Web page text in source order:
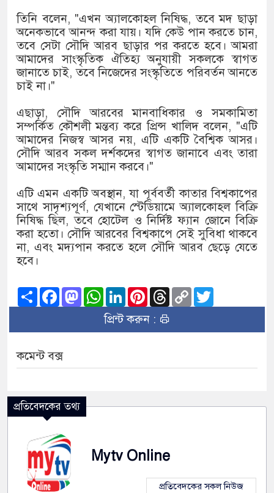
দেশের ৬ অঞ্চলে ঝড়ের আভাস
সার্ককে আরও গতিশীল করতে চায়
প্রেমের সম্পর্ক ছিন্ন না করায়
প্রধানমন্ত্রীর সঙ্গে নবনিযুক্ত
হামের উপসর্গে আরও ৬ প্রাণহানি,
অবশেষে পদত্যাগ করলেন ভারতের
জামায়াত ফেরেশতাদের দল নয়,
তিনি বলেন, "এখন অ্যালকোহল নিষিদ্ধ, তবে মদ ছাড়া
অনেকভাবে আনন্দ করা যায়। যদি কেউ পান করতে চান,
তবে সেটা সৌদি আরব ছাড়ার পর করতে হবে। আমরা
আমাদের সাংস্কৃতিক ঐতিহ্য অনুযায়ী সকলকে স্বাগত
জানাতে চাই, তবে নিজেদের সংস্কৃতিতে পরিবর্তন আনতে
চাই না।"
এছাড়া, সৌদি আরবের মানবাধিকার ও সমকামিতা
সম্পর্কিত কৌশলী মন্তব্য করে প্রিন্স খালিদ বলেন, "এটি
আমাদের নিজস্ব আসর নয়, এটি একটি বৈশ্বিক আসর।
সৌদি আরব সকল দর্শকদের স্বাগত জানাবে এবং তারা
আমাদের সংস্কৃতি সম্মান করবে।"
এটি এমন একটি অবস্থান, যা পূর্ববর্তী কাতার বিশ্বকাপের
সাথে সাদৃশ্যপূর্ণ, যেখানে স্টেডিয়ামে অ্যালকোহল বিক্রি
নিষিদ্ধ ছিল, তবে হোটেল ও নির্দিষ্ট ফ্যান জোনে বিক্রি
করা হতো। সৌদি আরবের বিশ্বকাপে সেই সুবিধা থাকবে
না, এবং মদ্যপান করতে হলে সৌদি আরব ছেড়ে যেতে
হবে।
ShareFacebook
Mastodon
WhatsApp
LinkedInPinterest
Threads
Copy
Link
প্রিন্ট করুন :
কমেন্ট বক্স
প্রতিবেদকের তথ্য
Mytv Online
প্রতিবেদকের সকল নিউজ